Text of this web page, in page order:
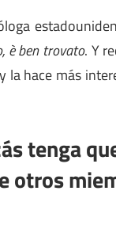
è ben trovato. Y
hace más
tenga
otros